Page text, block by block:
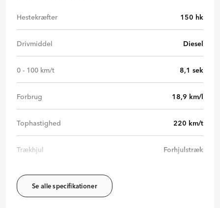
Hestekræfter 150 hk
Drivmiddel Diesel
0 - 100 km/t 8,1 sek
Forbrug 18,9 km/l
Tophastighed 220 km/t
Trækhjul Forhjulstræk
Se alle specifikationer